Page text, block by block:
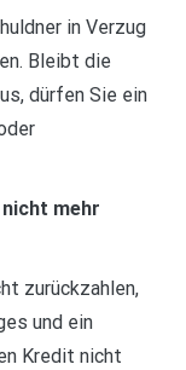
in Verzug
Bleibt die
dürfen Sie ein
mehr
zurückzahlen,
und ein
Kredit nicht